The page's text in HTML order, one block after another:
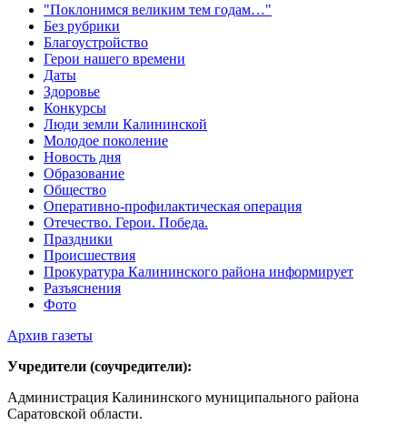
"Поклонимся великим тем годам…"
Без рубрики
Благоустройство
Герои нашего времени
Даты
Здоровье
Конкурсы
Люди земли Калининской
Молодое поколение
Новость дня
Образование
Общество
Оперативно-профилактическая операция
Отечество. Герои. Победа.
Праздники
Происшествия
Прокуратура Калининского района информирует
Разъяснения
Фото
Архив газеты
Учредители (соучредители):
Администрация Калининского муниципального района
Саратовской области.